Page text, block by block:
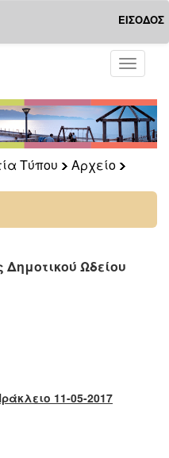
ΕΙΣΟΔΟΣ
Toggle
Τύπου
Αρχείο
Δημοτικού Ωδείου
11-05-2017